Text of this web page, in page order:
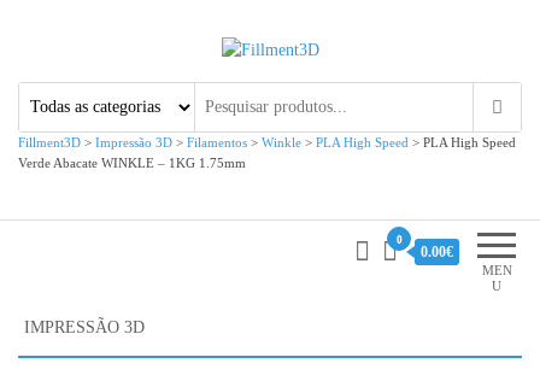
Fillment3D
Fillment3D > Impressão 3D > Filamentos > Winkle > PLA High Speed > PLA High Speed
Verde Abacate WINKLE – 1KG 1.75mm
MEN
U
0
0.00€
IMPRESSÃO 3D